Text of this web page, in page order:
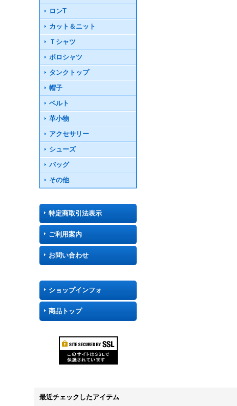
ロンT
カット＆ニット
Ｔシャツ
ポロシャツ
タンクトップ
帽子
ベルト
革小物
アクセサリー
シューズ
バッグ
その他
特定商取引法表示
ご利用案内
お問い合わせ
ショップインフォ
商品トップ
最近チェックしたアイテム